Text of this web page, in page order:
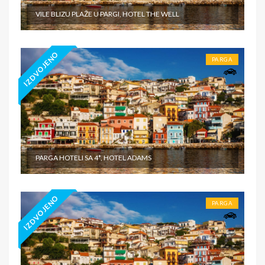
VILE BLIZU PLAŽE U PARGI, HOTEL THE WELL
IZDVOJENO PARGA
PARGA HOTELI SA 4*, HOTEL ADAMS
IZDVOJENO PARGA